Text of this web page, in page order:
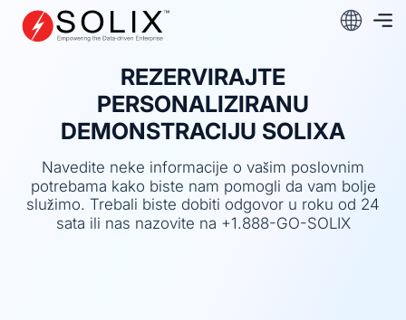
Preskoči
sadržaj
REZERVIRAJTE
PERSONALIZIRANU
DEMONSTRACIJU SOLIXA
Navedite neke informacije o vašim poslovnim
potrebama kako biste nam pomogli da vam bolje
služimo. Trebali biste dobiti odgovor u roku od 24
sata ili nas nazovite na +1.888-GO-SOLIX